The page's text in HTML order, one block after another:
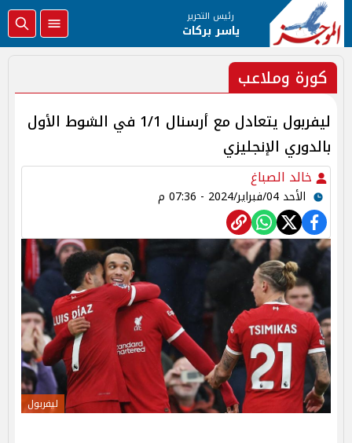
رئيس التحرير
ياسر بركات
كورة وملاعب
ليفربول يتعادل مع أرسنال 1/1 في الشوط الأول
بالدوري الإنجليزي
خالد الصباغ
الأحد 04/فبراير/2024 - 07:36 م
ليفربول